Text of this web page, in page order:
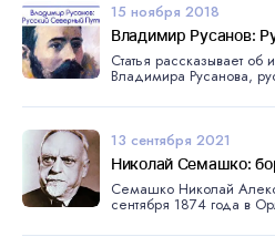
15 ноября 2018
Владимир Русанов:
Статья рассказывает
Владимира Русанова,
13 сентября 2021
Николай Семашко:
Семашко Николай
сентября 1874 года в